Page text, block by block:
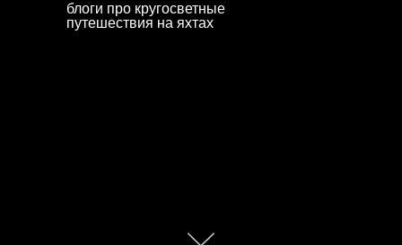
блоги про кругосветные
путешествия на яхтах